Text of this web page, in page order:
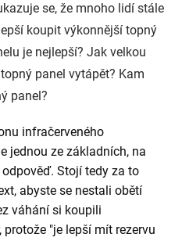
se, že mnoho lidí stále
koupit výkonnější topný
je nejlepší? Jak velkou
panel vytápět? Kam
panel?
infračerveného
jednou ze základních, na
Stojí tedy za to
abyste se nestali obětí
váhání si koupili
"je lepší mít rezervu